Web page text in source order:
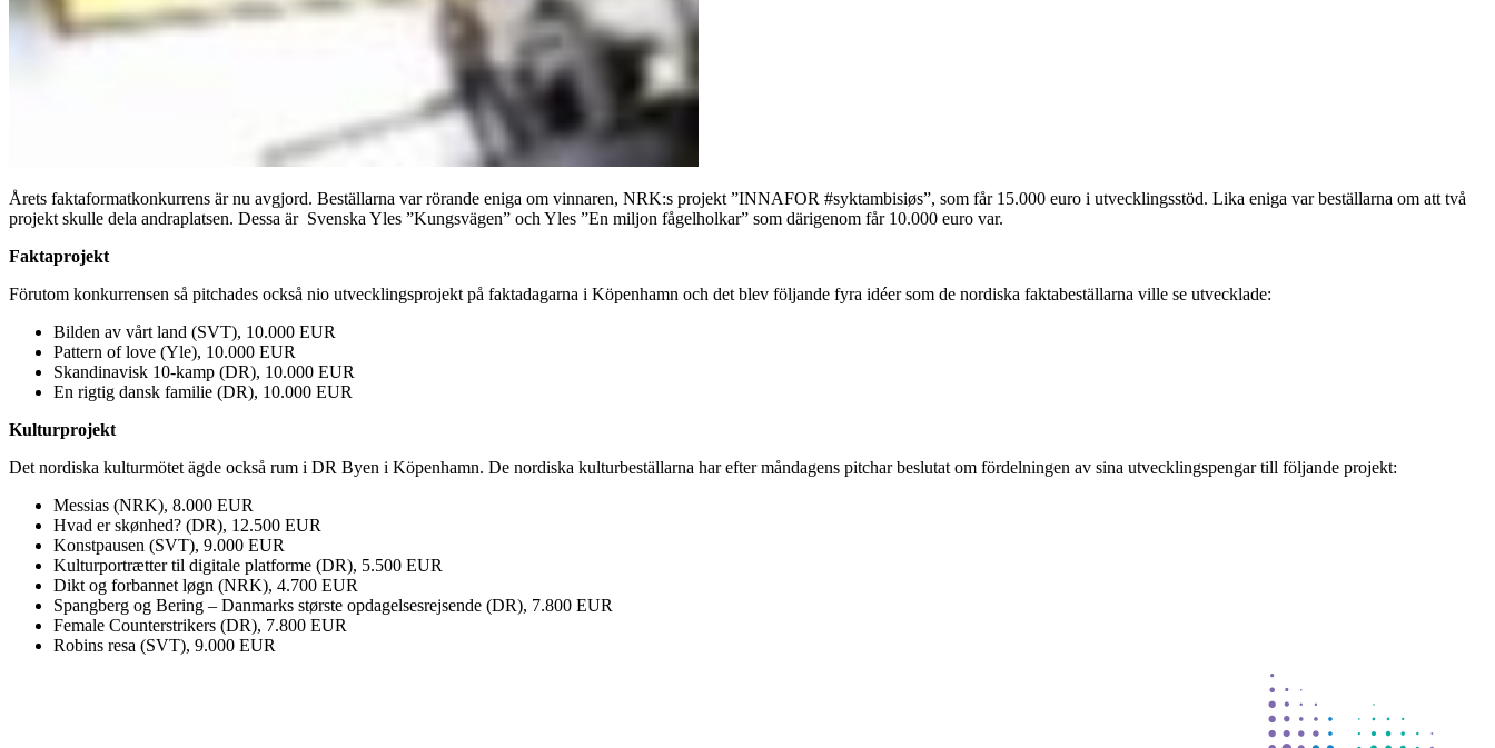
Årets faktaformatkonkurrens är nu avgjord. Beställarna var rörande eniga om vinnaren, NRK:s projekt ”INNAFOR #syktambisiøs”, som får 15.000 euro i utvecklingsstöd. Lika eniga var beställarna om att två
projekt skulle dela andraplatsen. Dessa är Svenska Yles ”Kungsvägen” och Yles ”En miljon fågelholkar” som därigenom får 10.000 euro var.
Faktaprojekt
Förutom konkurrensen så pitchades också nio utvecklingsprojekt på faktadagarna i Köpenhamn och det blev följande fyra idéer som de nordiska faktabeställarna ville se utvecklade:
Bilden av vårt land (SVT), 10.000 EUR
Pattern of love (Yle), 10.000 EUR
Skandinavisk 10-kamp (DR), 10.000 EUR
En rigtig dansk familie (DR), 10.000 EUR
Kulturprojekt
Det nordiska kulturmötet ägde också rum i DR Byen i Köpenhamn. De nordiska kulturbeställarna har efter måndagens pitchar beslutat om fördelningen av sina utvecklingspengar till följande projekt:
Messias (NRK), 8.000 EUR
Hvad er skønhed? (DR), 12.500 EUR
Konstpausen (SVT), 9.000 EUR
Kulturportrætter til digitale platforme (DR), 5.500 EUR
Dikt og forbannet løgn (NRK), 4.700 EUR
Spangberg og Bering – Danmarks største opdagelsesrejsende (DR), 7.800 EUR
Female Counterstrikers (DR), 7.800 EUR
Robins resa (SVT), 9.000 EUR